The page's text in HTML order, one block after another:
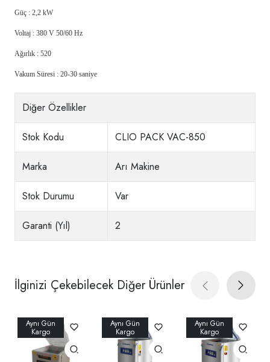
Güç : 2,2 kW
Voltaj : 380 V 50/60 Hz
Ağırlık : 520
Vakum Süresi : 20-30 saniye
Diğer Özellikler
Stok Kodu CLIO PACK VAC-850
Marka Arı Makine
Stok Durumu Var
Garanti (Yıl) 2
İlginizi Çekebilecek Diğer Ürünler